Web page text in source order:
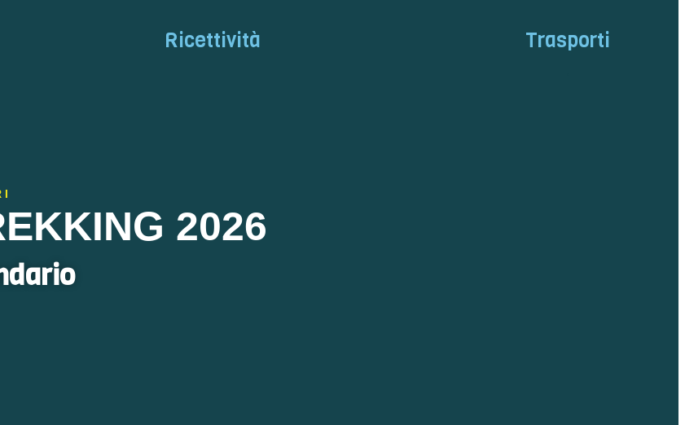
Ricettività Trasporti
2026